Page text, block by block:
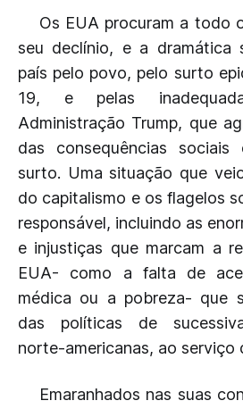
Os EUA procuram a todo
seu declínio, e a dramática
país pelo povo, pelo surto
19, e pelas
Administração Trump, que
das consequências
surto. Uma situação que
do capitalismo e os flagelos
responsável, incluindo as
e injustiças que marcam a
EUA- como a falta de
médica ou a pobreza- que
das políticas de
norte-americanas, ao serviço
Emaranhados nas suas